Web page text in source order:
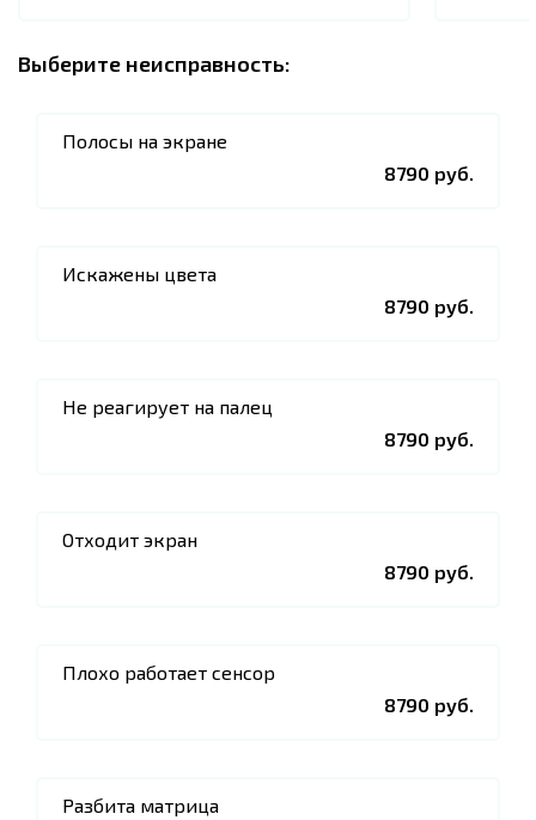
Выберите неисправность:
Полосы на экране
8790 руб.
Искажены цвета
8790 руб.
Не реагирует на палец
8790 руб.
Отходит экран
8790 руб.
Плохо работает сенсор
8790 руб.
Разбита матрица